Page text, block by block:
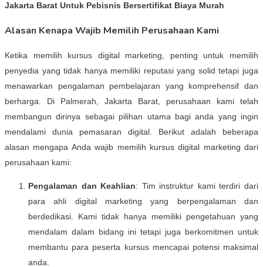
Jakarta Barat Untuk Pebisnis Bersertifikat Biaya Murah
Alasan Kenapa Wajib Memilih Perusahaan Kami
Ketika memilih kursus digital marketing, penting untuk memilih
penyedia yang tidak hanya memiliki reputasi yang solid tetapi juga
menawarkan pengalaman pembelajaran yang komprehensif dan
berharga. Di Palmerah, Jakarta Barat, perusahaan kami telah
membangun dirinya sebagai pilihan utama bagi anda yang ingin
mendalami dunia pemasaran digital. Berikut adalah beberapa
alasan mengapa Anda wajib memilih kursus digital marketing dari
perusahaan kami:
Pengalaman dan Keahlian: Tim instruktur kami terdiri dari
para ahli digital marketing yang berpengalaman dan
berdedikasi. Kami tidak hanya memiliki pengetahuan yang
mendalam dalam bidang ini tetapi juga berkomitmen untuk
membantu para peserta kursus mencapai potensi maksimal
anda.